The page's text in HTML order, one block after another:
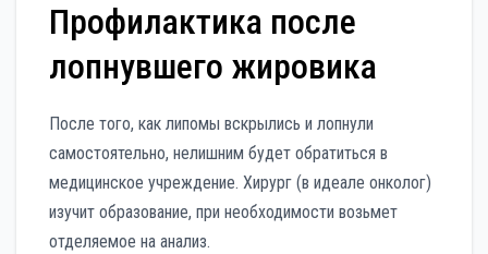
Профилактика после
лопнувшего жировика
После того, как липомы вскрылись и лопнули
самостоятельно, нелишним будет обратиться в
медицинское учреждение. Хирург (в идеале онколог)
изучит образование, при необходимости возьмет
отделяемое на анализ.